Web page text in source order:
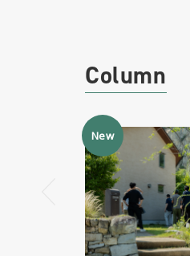
Column
New